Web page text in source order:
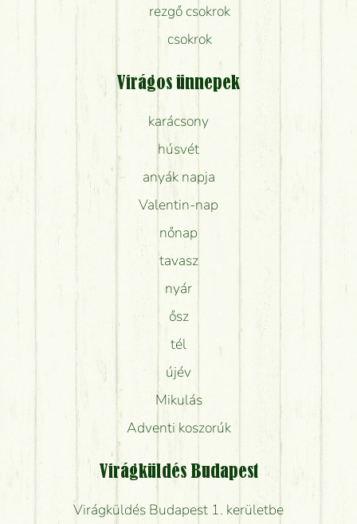
rezgő csokrok
csokrok
Virágos ünnepek
karácsony
húsvét
anyák napja
Valentin-nap
nőnap
tavasz
nyár
ősz
tél
újév
Mikulás
Adventi koszorúk
Virágküldés Budapest
Virágküldés Budapest 1. kerületbe